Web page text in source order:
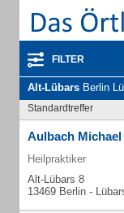
FILTER
Alt-Lübars Berlin Lübars
Standardtreffer
Aulbach
Heilpraktiker
Alt-Lübars 8
13469 Berlin -